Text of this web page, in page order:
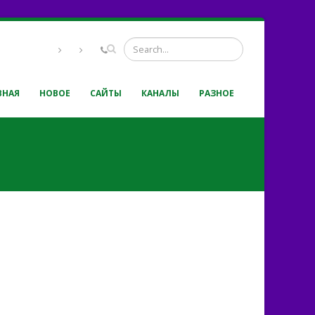
НОВОЕ САЙТЫ КАНАЛЫ РАЗНОЕ